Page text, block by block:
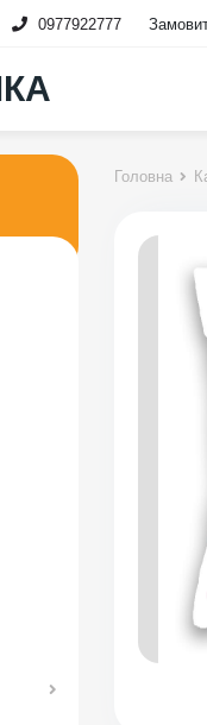
0977922777
Головна